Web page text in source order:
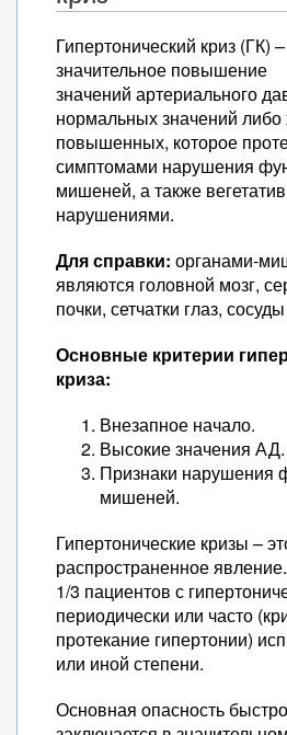
Гипертонический криз (ГК)
значительное повышение
значений артериального
нормальных значений либо
повышенных, которое
симптомами нарушения
мишеней, а также
нарушениями.
Для справки: органами-
являются головной мозг,
почки, сетчатки глаз,
Основные критерии
криза:
Внезапное начало.
Высокие значения АД.
Признаки нарушения
мишеней.
Гипертонические кризы –
распространенное
1/3 пациентов с
периодически или часто
протекание гипертонии)
или иной степени.
Основная опасность